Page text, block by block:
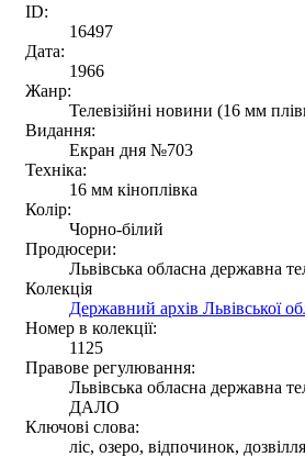
ID:
16497
Дата:
1966
Жанр:
Телевізійні новини (16 мм
Видання:
Екран дня №703
Техніка:
16 мм кіноплівка
Колір:
Чорно-білий
Продюсери:
Львівська обласна державна
Колекція
Державний архів Львівської
Номер в колекції:
1125
Правове регулювання:
Львівська обласна державна
ДАЛО
Ключові слова:
ліс, озеро, відпочинок,